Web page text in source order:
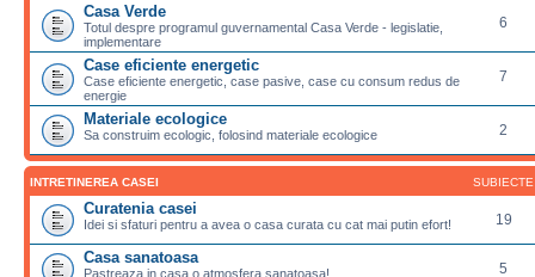
Casa Verde
Totul despre programul guvernamental Casa Verde - legislatie,
implementare
6
Case eficiente energetic
Case eficiente energetic, case pasive, case cu consum redus de
energie
7
Materiale ecologice
Sa construim ecologic, folosind materiale ecologice 2
INTRETINEREA CASEI SUBIECTE
Curatenia casei
Idei si sfaturi pentru a avea o casa curata cu cat mai putin efort! 19
Casa sanatoasa
Pastreaza in casa o atmosfera sanatoasa! 5